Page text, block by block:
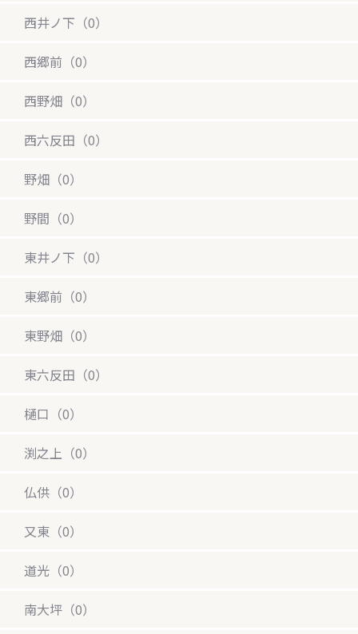
西井ノ下（0）
西郷前（0）
西野畑（0）
西六反田（0）
野畑（0）
野間（0）
東井ノ下（0）
東郷前（0）
東野畑（0）
東六反田（0）
樋口（0）
渕之上（0）
仏供（0）
又東（0）
道光（0）
南大坪（0）